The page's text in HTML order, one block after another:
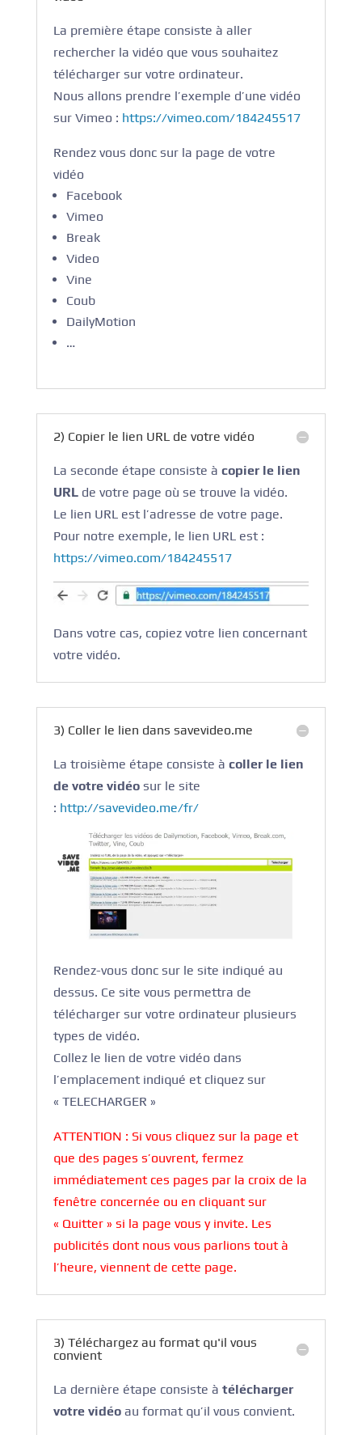
La première étape consiste à aller
rechercher la vidéo que vous souhaitez
télécharger sur votre ordinateur.
Nous allons prendre l’exemple d’une vidéo
sur Vimeo : https://vimeo.com/184245517
Rendez vous donc sur la page de votre
vidéo
Facebook
Vimeo
Break
Video
Vine
Coub
DailyMotion
…
2) Copier le lien URL de votre vidéo
La seconde étape consiste à copier le lien
URLde votre page où se trouve la vidéo.
Le lien URL est l’adresse de votre page.
Pour notre exemple, le lien URL est :
https://vimeo.com/184245517
Dans votre cas, copiez votre lien concernant
votre vidéo.
3) Coller le lien dans savevideo.me
La troisième étape consiste à coller le lien
de votre vidéosur le site
: http://savevideo.me/fr/
Rendez-vous donc sur le site indiqué au
dessus. Ce site vous permettra de
télécharger sur votre ordinateur plusieurs
types de vidéo.
Collez le lien de votre vidéo dans
l’emplacement indiqué et cliquez sur
« TELECHARGER »
ATTENTION : Si vous cliquez sur la page et
que des pages s’ouvrent, fermez
immédiatement ces pages par la croix de la
fenêtre concernée ou en cliquant sur
« Quitter » si la page vous y invite. Les
publicités dont nous vous parlions tout à
l’heure, viennent de cette page.
3) Téléchargez au format qu'il vous
convient
La dernière étape consiste à télécharger
votre vidéoau format qu’il vous convient.